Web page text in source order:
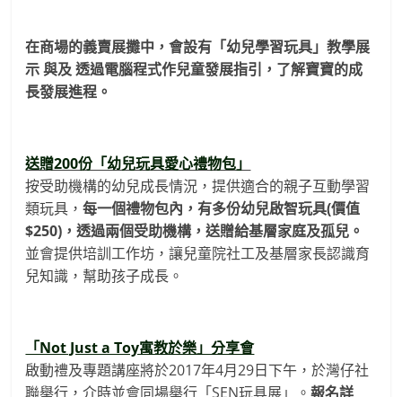
在商場的義賣展攤中，會設有「幼兒學習玩具」教學展
示 與及 透過電腦程式作兒童發展指引，了解寶寶的成
長發展進程。
送贈200份「幼兒玩具愛心禮物包」
按受助機構的幼兒成長情況，提供適合的親子互動學習
類玩具，每一個禮物包內，有多份幼兒啟智玩具(價值
$250)，透過兩個受助機構，送贈給基層家庭及孤兒。
並會提供培訓工作坊，讓兒童院社工及基層家長認識育
兒知識，幫助孩子成長。
「Not Just a Toy寓教於樂」分享會
啟動禮及專題講座將於2017年4月29日下午，於灣仔社
聯舉行，介時並會同場舉行「SEN玩具展」。報名詳